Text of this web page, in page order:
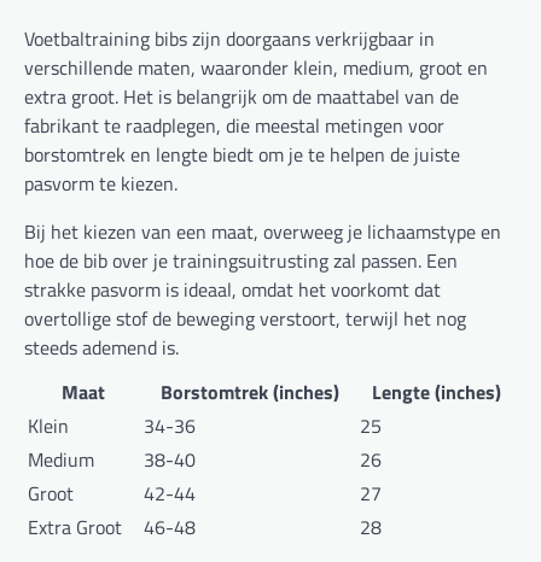
Voetbaltraining bibs zijn doorgaans verkrijgbaar in
verschillende maten, waaronder klein, medium, groot en
extra groot. Het is belangrijk om de maattabel van de
fabrikant te raadplegen, die meestal metingen voor
borstomtrek en lengte biedt om je te helpen de juiste
pasvorm te kiezen.
Bij het kiezen van een maat, overweeg je lichaamstype en
hoe de bib over je trainingsuitrusting zal passen. Een
strakke pasvorm is ideaal, omdat het voorkomt dat
overtollige stof de beweging verstoort, terwijl het nog
steeds ademend is.
Maat
Borstomtrek (inches)
Lengte (inches)
Klein
34-36
25
Medium
38-40
26
Groot
42-44
27
Extra Groot
46-48 28